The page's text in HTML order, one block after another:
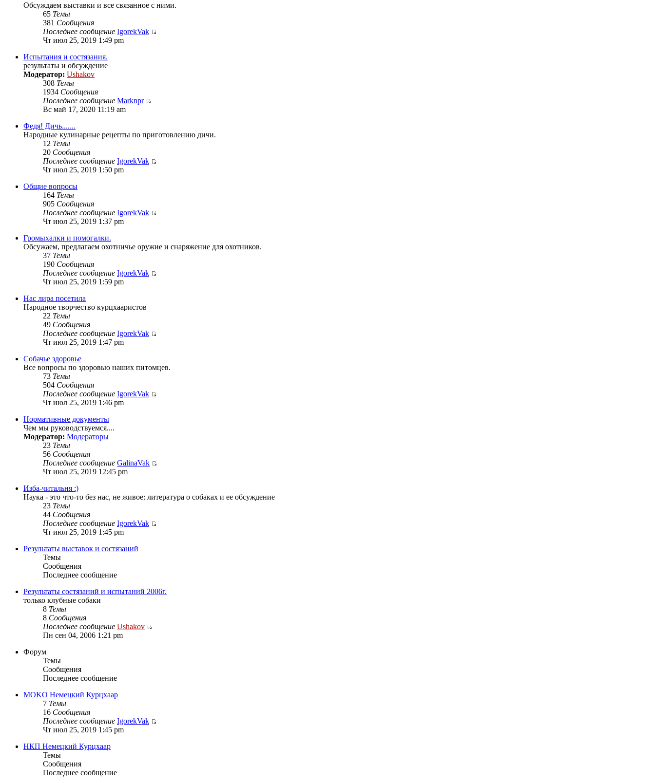
Обсуждаем выставки и все связанное с ними.
65 Темы
381 Сообщения
Последнее сообщение IgorekVak
Чт июл 25, 2019 1:49 pm
Испытания и состязания.
результаты и обсуждение
Модератор: Ushakov
308 Темы
1934 Сообщения
Последнее сообщение Marknpr
Вс май 17, 2020 11:19 am
Федя! Дичь.......
Народные кулинарные рецепты по приготовлению дичи.
12 Темы
20 Сообщения
Последнее сообщение IgorekVak
Чт июл 25, 2019 1:50 pm
Общие вопросы
164 Темы
905 Сообщения
Последнее сообщение IgorekVak
Чт июл 25, 2019 1:37 pm
Громыхалки и помогалки.
Обсужаем, предлагаем охотничье оружие и снаряжение для охотников.
37 Темы
190 Сообщения
Последнее сообщение IgorekVak
Чт июл 25, 2019 1:59 pm
Нас лира посетила
Народное творчество курцхааристов
22 Темы
49 Сообщения
Последнее сообщение IgorekVak
Чт июл 25, 2019 1:47 pm
Собачье здоровье
Все вопросы по здоровью наших питомцев.
73 Темы
504 Сообщения
Последнее сообщение IgorekVak
Чт июл 25, 2019 1:46 pm
Нормативные документы
Чем мы руководствуемся....
Модератор: Модераторы
23 Темы
56 Сообщения
Последнее сообщение GalinaVak
Чт июл 25, 2019 12:45 pm
Изба-читальня :)
Наука - это что-то без нас, не живое: литература о собаках и ее обсуждение
23 Темы
44 Сообщения
Последнее сообщение IgorekVak
Чт июл 25, 2019 1:45 pm
Результаты выставок и состязаний
Темы
Сообщения
Последнее сообщение
Результаты состязаний и испытаний 2006г.
только клубные собаки
8 Темы
8 Сообщения
Последнее сообщение Ushakov
Пн сен 04, 2006 1:21 pm
Форум
Темы
Сообщения
Последнее сообщение
MOKO Немецкий Курцхаар
7 Темы
16 Сообщения
Последнее сообщение IgorekVak
Чт июл 25, 2019 1:45 pm
НКП Немецкий Курцхаар
Темы
Сообщения
Последнее сообщение